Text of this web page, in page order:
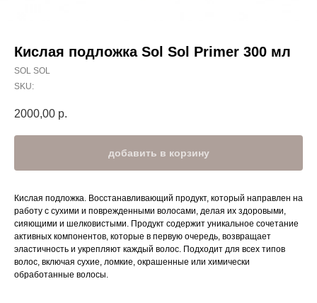
Кислая подложка Sol Sol Primer 300 мл
SOL SOL
SKU:
2000,00 р.
добавить в корзину
Кислая подложка. Восстанавливающий продукт, который направлен на
работу с сухими и поврежденными волосами, делая их здоровыми,
сияющими и шелковистыми. Продукт содержит уникальное сочетание
активных компонентов, которые в первую очередь, возвращает
эластичность и укрепляют каждый волос. Подходит для всех типов
волос, включая сухие, ломкие, окрашенные или химически
обработанные волосы.